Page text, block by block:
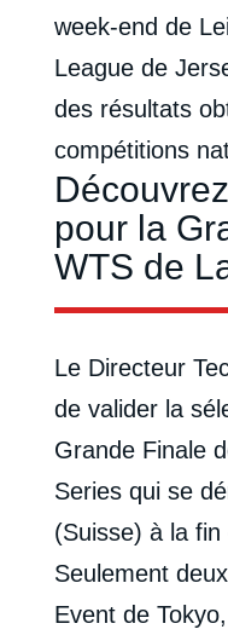
week-end de
League de
des résultats
compétitions
pour la
WTS de
Le Directeur
de valider la
Grande Finale
Series qui se
(Suisse) à la fin
Seulement
Event de